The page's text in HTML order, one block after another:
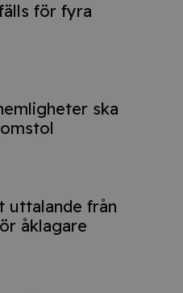
för fyra
ska
uttalande från
åklagare